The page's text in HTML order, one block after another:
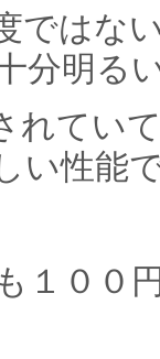
ではな
分明る
れてい
い性能
１００